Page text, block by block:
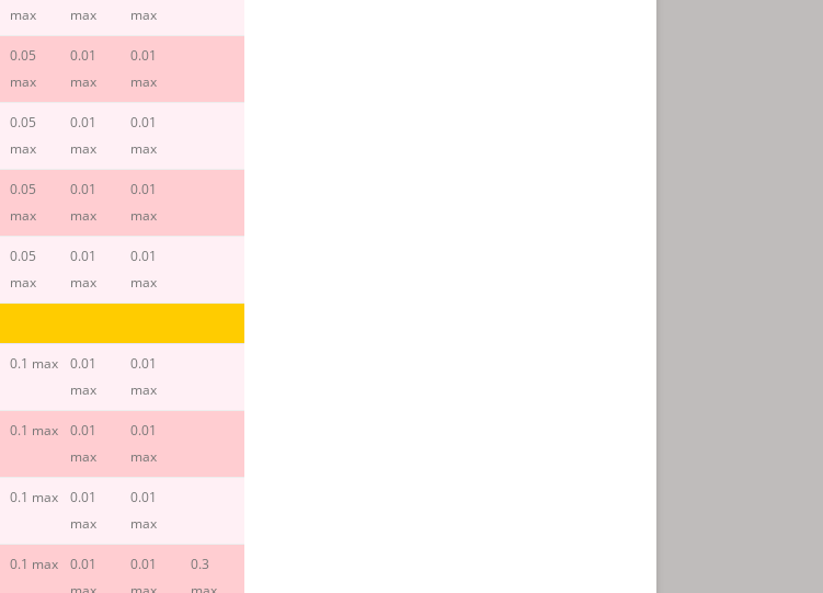
max
max
max
0.05
max
0.01
max
0.01
max
0.05
max
0.01
max
0.01
max
0.05
max
0.01
max
0.01
max
0.05
max
0.01
max
0.01
max
0.1 max
0.01
max
0.01
max
0.1 max
0.01
max
0.01
max
0.1 max
0.01
max
0.01
max
0.1 max
0.01
0.01
0.3